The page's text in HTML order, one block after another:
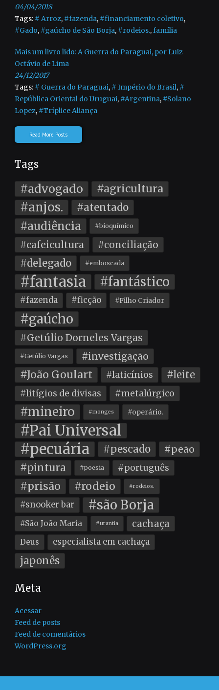
04/04/2018
Tags: # Arroz, #fazenda, #financiamento coletivo,
#Gado, #gaúcho de São Borja, #rodeios.,família
Mais um livro lido: A Guerra do Paraguai, por Luiz
Octávio de Lima
24/12/2017
Tags: # Guerra do Paraguai, # Império do Brasil, #
República Oriental do Uruguai, #Argentina, #Solano
Lopez, #Tríplice Aliança
Read More Posts
Tags
#advogado #agricultura
#anjos. #atentado
#audiência #bioquímico
#cafeicultura #conciliação
#delegado #emboscada
#fantasia #fantástico
#fazenda #ficção #Filho Criador
#gaúcho
#Getúlio Dorneles Vargas
#Getúlio Vargas #investigação
#João Goulart #laticínios #leite
#litígios de divisas #metalúrgico
#mineiro #monges #operário.
#Pai Universal
#pecuária
#pescado #peão
#pintura #poesia #português
#prisão #rodeio #rodeios.
#snooker bar #são Borja
#São João Maria #urantia cachaça
Deus especialista em cachaça
japonês
Meta
Acessar
Feed de posts
Feed de comentários
WordPress.org